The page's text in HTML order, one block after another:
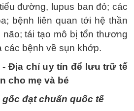
đường, lupus ban đỏ; các
bệnh liên quan tới hệ thần
tái tạo mô bị tổn thương
các bệnh về sụn khớp.
- Địa chỉ uy tín để lưu trữ tế
cho mẹ và bé
đạt chuẩn quốc tế